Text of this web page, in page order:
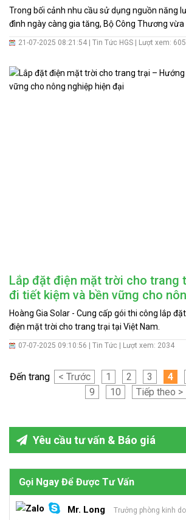
Trong bối cảnh nhu cầu sử dụng nguồn năng
đình ngày càng gia tăng, Bộ Công Thương
nổi bật về chính sách khuyến khích lắp đặt
21-07-2025 08:21:54 | Tin Tức HGS | Lượt xem: 605
Lắp đặt điện mặt trời cho trang
đi tiết kiệm và bền vững cho
đại
Hoàng Gia Solar - Cung cấp gói thi công lắp
điện mặt trời cho trang trại tại Việt Nam.
07-07-2025 09:10:56 | Tin Tức | Lượt xem: 2034
Đến trang < Trước 1 2 3 4
9
10 Tiếp theo >
Yêu cầu tư vấn & Báo giá
Gọi Ngay Để Được Tư Vấn
Mr. Long Trưởng phòng kinh